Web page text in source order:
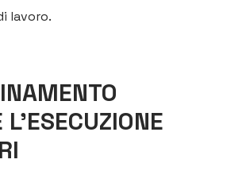
lavoro.